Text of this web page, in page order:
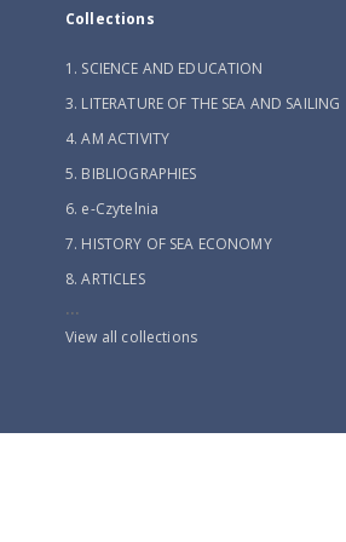
Collections
1. SCIENCE AND EDUCATION
3. LITERATURE OF THE SEA AND SAILING
4. AM ACTIVITY
5. BIBLIOGRAPHIES
6. e-Czytelnia
7. HISTORY OF SEA ECONOMY
8. ARTICLES
...
View all collections